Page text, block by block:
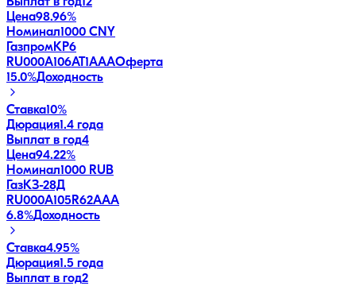
Цена98.96%
Номинал1000 CNY
ГазпромКP6
RU000A106AT1AAAОферта
15.0%Доходность
Ставка10%
Дюрация1.4 года
Выплат в год4
Цена94.22%
Номинал1000 RUB
ГазКЗ-28Д
RU000A105R62AAA
6.8%Доходность
Ставка4.95%
Дюрация1.5 года
Выплат в год2